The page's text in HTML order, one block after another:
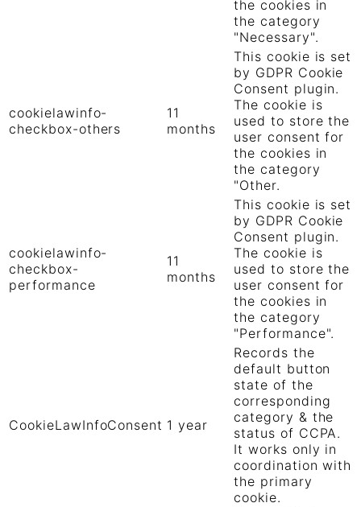
the cookies in
the category
"Necessary".
cookielawinfo-
checkbox-others
11
months
This cookie is set
by GDPR Cookie
Consent plugin.
The cookie is
used to store the
user consent for
the cookies in
the category
"Other.
cookielawinfo-
checkbox-
performance
11
months
This cookie is set
by GDPR Cookie
Consent plugin.
The cookie is
used to store the
user consent for
the cookies in
the category
"Performance".
CookieLawInfoConsent 1 year
Records the
default button
state of the
corresponding
category & the
status of CCPA.
It works only in
coordination with
the primary
cookie.